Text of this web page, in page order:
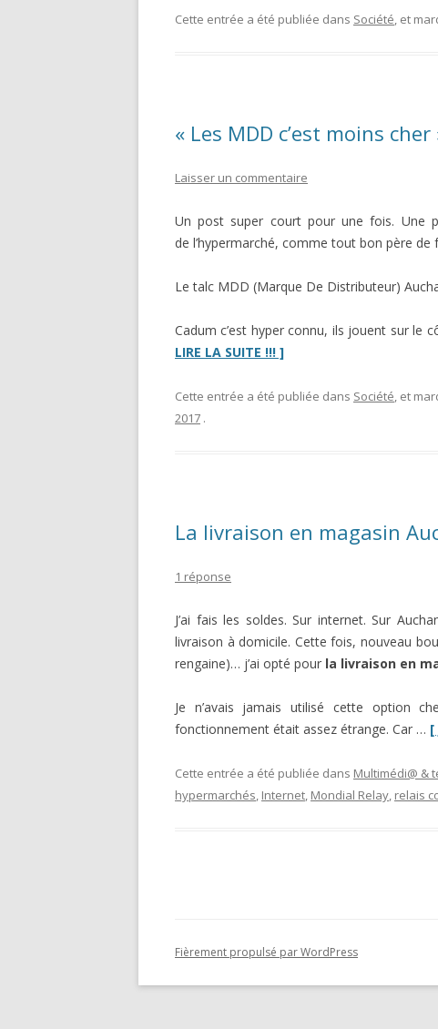
de
Cette entrée a été publiée dans Société, et
« Les MDD c’est moins
Laisser un commentaire
Un post super court pour une fois. Une
de l’hypermarché, comme tout bon père
Le talc MDD (Marque De Distributeur)
Cadum c’est hyper connu, ils jouent sur le
LIRE LA SUITE !!! ]“« Les
c’est
Cette entrée a été publiée dans Société, et
2017 .
La livraison en magasin
1 réponse
J’ai fais les soldes. Sur internet. Sur
livraison à domicile. Cette fois, nouveau
rengaine)… j’ai opté pour la livraison en
Je n’avais jamais utilisé cette option
fonctionnement était assez étrange. Car … [
Cette entrée a été publiée dans Multimédi@ &
hypermarchés, Internet, Mondial Relay, relais
Fièrement propulsé par WordPress